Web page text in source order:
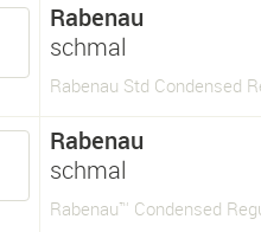
Rabenau
schmal
Rabenau Std Condensed
Rabenau
schmal
Rabenau™ Condensed